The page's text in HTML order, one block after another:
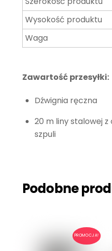
Wysokość produktu
Waga
Zawartość przesyłki:
Dźwignia ręczna
20 m liny stalowej
szpuli
Podobne
PROMOCJA!